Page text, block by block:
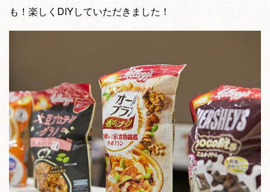
も！楽しくDIYしていただきました！